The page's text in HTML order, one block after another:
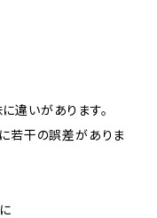
違いがあります。
若干の誤差がありま